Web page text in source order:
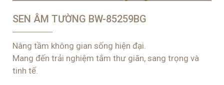
SEN ÂM TƯỜNG BW-85259BG
Nâng tầm không gian sống hiện đại.
Mang đến trải nghiệm tắm thư giãn, sang trọng và
tinh tế.